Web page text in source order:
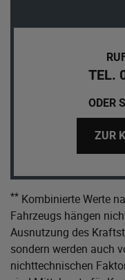
TEL.
ODER
ZUR
** Kombinierte Werte
Fahrzeugs hängen
Ausnutzung des
sondern werden auch
nichttechnischen